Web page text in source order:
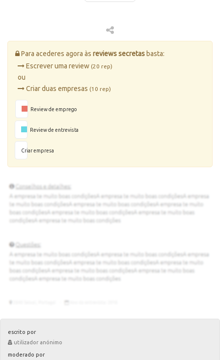
Para acederes agora às reviews secretas basta:
Escrever uma review (20 rep)
ou
Criar duas empresas (10 rep)
Review de emprego
Review de entrevista
Criar empresa
escrito por
utilizador anónimo
moderado por